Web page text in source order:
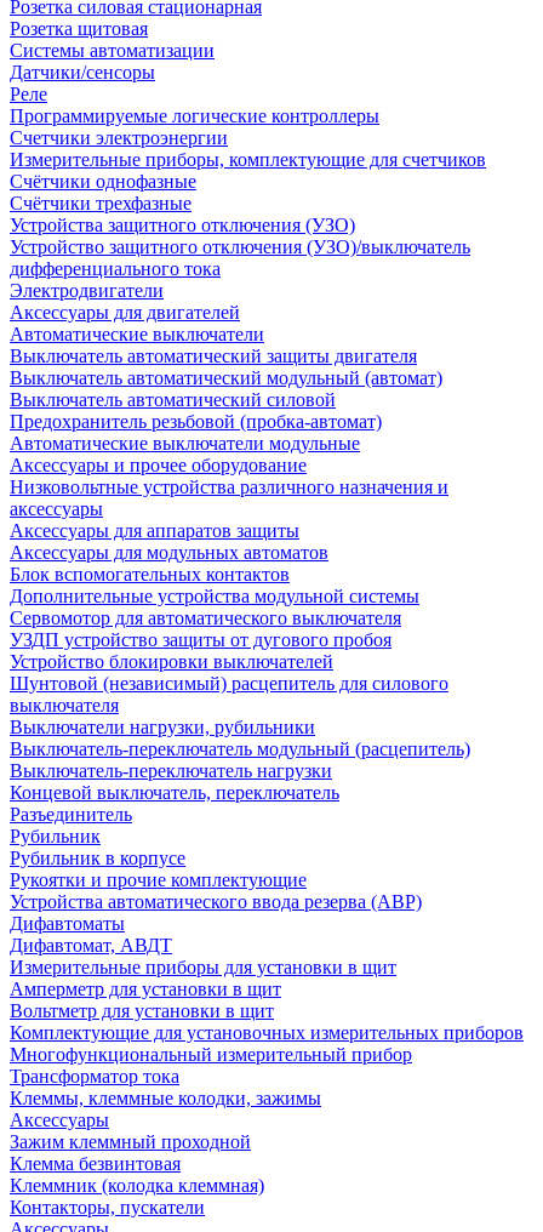
Розетка силовая стационарная
Розетка щитовая
Системы автоматизации
Датчики/сенсоры
Реле
Программируемые логические контроллеры
Счетчики электроэнергии
Измерительные приборы, комплектующие для счетчиков
Счётчики однофазные
Счётчики трехфазные
Устройства защитного отключения (УЗО)
Устройство защитного отключения (УЗО)/выключатель
дифференциального тока
Электродвигатели
Аксессуары для двигателей
Автоматические выключатели
Выключатель автоматический защиты двигателя
Выключатель автоматический модульный (автомат)
Выключатель автоматический силовой
Предохранитель резьбовой (пробка-автомат)
Автоматические выключатели модульные
Аксессуары и прочее оборудование
Низковольтные устройства различного назначения и
аксессуары
Аксессуары для аппаратов защиты
Аксессуары для модульных автоматов
Блок вспомогательных контактов
Дополнительные устройства модульной системы
Сервомотор для автоматического выключателя
УЗДП устройство защиты от дугового пробоя
Устройство блокировки выключателей
Шунтовой (независимый) расцепитель для силового
выключателя
Выключатели нагрузки, рубильники
Выключатель-переключатель модульный (расцепитель)
Выключатель-переключатель нагрузки
Концевой выключатель, переключатель
Разъединитель
Рубильник
Рубильник в корпусе
Рукоятки и прочие комплектующие
Устройства автоматического ввода резерва (АВР)
Дифавтоматы
Дифавтомат, АВДТ
Измерительные приборы для установки в щит
Амперметр для установки в щит
Вольтметр для установки в щит
Комплектующие для установочных измерительных приборов
Многофункциональный измерительный прибор
Трансформатор тока
Клеммы, клеммные колодки, зажимы
Аксессуары
Зажим клеммный проходной
Клемма безвинтовая
Клеммник (колодка клеммная)
Контакторы, пускатели